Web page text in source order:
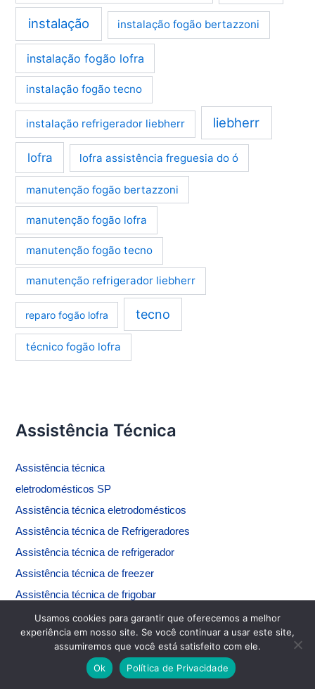
instalação instalação fogão bertazzoni
instalação fogão lofra
instalação fogão tecno
instalação refrigerador liebherr liebherr
lofra lofra assistência freguesia do ó
manutenção fogão bertazzoni
manutenção fogão lofra
manutenção fogão tecno
manutenção refrigerador liebherr
reparo fogão lofra tecno
técnico fogão lofra
Assistência Técnica
Assistênciatécnica
eletrodomésticos SP
Assistência técnica eletrodomésticos
Assistência técnica de Refrigeradores
Assistência técnica de refrigerador
Assistência técnica de freezer
Assistência técnica de frigobar
Assistência Técnica de adega
Assistência técnica de ar-condicionado
Assistência técnica de fogão
Assistência técnica de forno
Usamos cookies para garantir que oferecemos a melhor
experiência em nosso site. Se você continuar a usar este site,
assumiremos que você está satisfeito com ele.
Ok
Política de Privacidade